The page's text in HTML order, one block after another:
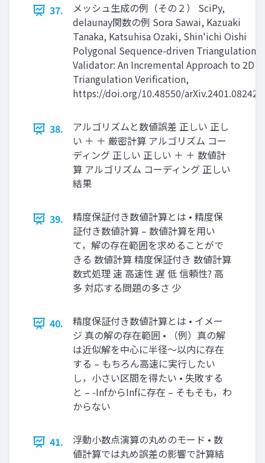
37.
メッシュ生成の例（その２） SciPy,
delaunay関数の例 Sora Sawai, Kazuaki
Tanaka, Katsuhisa Ozaki, Shin'ichi Oishi
Polygonal Sequence-driven Triangulation
Validator: An Incremental Approach to 2D
Triangulation Verification,
https://doi.org/10.48550/arXiv.2401.08242
38.
アルゴリズムと数値誤差 正しい 正し
い ＋ ＋ 厳密計算 アルゴリズム コー
ディング 正しい 正しい ＋ ＋ 数値計
算 アルゴリズム コーディング 正しい
結果
39.
精度保証付き数値計算とは • 精度保
証付き数値計算 – 数値計算を用い
て，解の存在範囲を求めることがで
きる 数値計算 精度保証付き 数値計算
数式処理 速 高速性 遅 低 信頼性? 高
多 対応する問題の多さ 少
40.
精度保証付き数値計算とは • イメー
ジ 真の解の存在範囲 • （例）真の解
は近似解を中心に半径～以内に存在
する – もちろん高速に実行したい
し，小さい区間を得たい • 失敗する
と – -InfからInfに存在 – そもそも，わ
からない
41.
浮動小数点演算の丸めのモード • 数
値計算では丸め誤差の影響で計算結